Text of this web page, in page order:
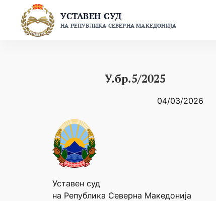
content
УСТАВЕН СУД
НА РЕПУБЛИКА СЕВЕРНА МАКЕДОНИЈА
У.бр.5/2025
04/03/2026
Уставен суд
на Република Северна Македонија